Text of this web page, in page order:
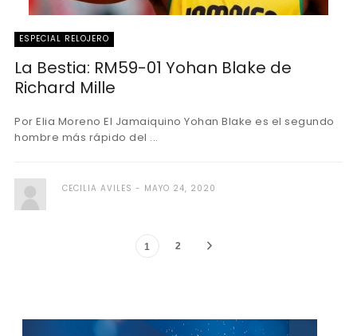
ESPECIAL RELOJERO
La Bestia: RM59-01 Yohan Blake de
Richard Mille
Por Elia Moreno El Jamaiquino Yohan Blake es el segundo
hombre más rápido del ...
CECILIA AVILES MAYO 24, 2020
1 2